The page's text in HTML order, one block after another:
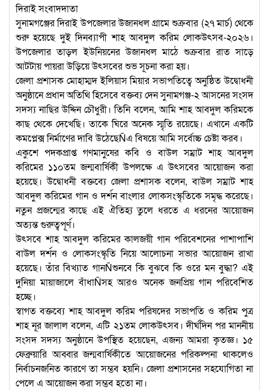
দিরাই সংবাদদাতা
সুনামগঞ্জের দিরাই উপজেলার উজানধল গ্রামে শুক্রবার (২৭ মার্চ) থেকে
শুরু হয়েছে দুই দিনব্যাপী শাহ আবদুল করিম লোকউৎসব-২০২৬।
উপজেলার তাড়ল ইউনিয়নের উজানধল মাঠে শুক্রবার রাত সাড়ে
আটটায় পায়রা উড়িয়ে উৎসবের শুভ সূচনা করা হয়।
জেলা প্রশাসক মোহাম্মদ ইলিয়াস মিয়ার সভাপতিত্বে অনুষ্ঠিত উদ্বোধনী
অনুষ্ঠানে প্রধান অতিথি হিসেবে বক্তব্য দেন সুনামগঞ্জ-২ আসনের সংসদ
সদস্য নাছির উদ্দিন চৌধুরী। তিনি বলেন, আমি শাহ আবদুল করিমকে
কাছ থেকে দেখেছি। তাকে ঘিরে অনেক স্মৃতি রয়েছে। এখানে একটি
কমপ্লেক্স নির্মাণের দাবি উঠেছেÑএ বিষয়ে আমি সর্বোচ্চ চেষ্টা করব।
একুশে পদকপ্রাপ্ত গণমানুষের কবি ও বাউল সম্রাট শাহ আবদুল
করিমের ১১০তম জন্মবার্ষিকী উপলক্ষে এ উৎসবের আয়োজন করা
হয়েছে। উদ্বোধনী বক্তব্যে জেলা প্রশাসক বলেন, বাউল সম্রাট শাহ
আবদুল করিমের গান ও দর্শন বাংলার লোকসংস্কৃতিকে সমৃদ্ধ করেছে।
নতুন প্রজন্মের কাছে এই ঐতিহ্য তুলে ধরতে এ ধরনের আয়োজন
অত্যন্ত গুরুত্বপূর্ণ।
উৎসবে শাহ আবদুল করিমের কালজয়ী গান পরিবেশনের পাশাপাশি
বাউল দর্শন ও লোকসংস্কৃতি নিয়ে আলোচনা সভার আয়োজন রাখা
হয়েছে। তাঁর বিখ্যাত গানÑশুনবে কি বুঝবে কি ওরে মন বুদ্ধা? এই
দুনিয়া মায়াজালে বাঁধাÑসহ আরও অনেক জনপ্রিয় গান পরিবেশিত
হচ্ছে।
স্বাগত বক্তব্যে শাহ আবদুল করিম পরিষদের সভাপতি ও করিম পুত্র
শাহ নূর জালাল বলেন, এটি ২১তম লোকউৎসব। দীর্ঘদিন পর মাননীয়
সংসদ সদস্য অনুষ্ঠানে উপস্থিত হয়েছেন, এজন্য আমরা কৃতজ্ঞ। ১৫
ফেব্রুয়ারি আব্বার জন্মবার্ষিকীতে আয়োজনের পরিকল্পনা থাকলেও
নির্বাচনজনিত কারণে তা সম্ভব হয়নি। জেলা প্রশাসনের সহযোগিতা না
পেলে এ আয়োজন করা সম্ভব হতো না।